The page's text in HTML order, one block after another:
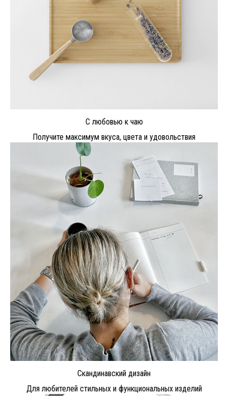
С любовью к чаю
Получите максимум вкуса, цвета и удовольствия
Скандинавский дизайн
Для любителей стильных и функциональных изделий